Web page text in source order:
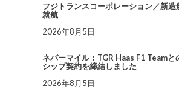
フジトランスコーポレーション／新造
就航
2026年8月5日
ネバーマイル：TGR Haas F1 Teamと
シップ契約を締結しました
2026年8月5日